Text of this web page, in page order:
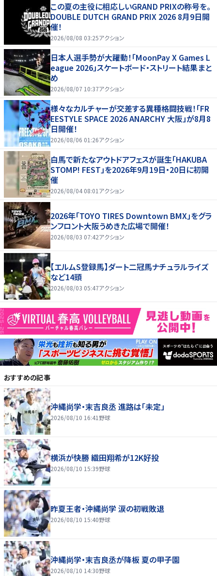
この夏の主役に相応しいGRAND PRIXの称号を。
DOUBLE DUTCH GRAND PRIX 2026 8月9日開
催！
2026/08/08 03:25アクション
日本人選手勢が大躍動！「MoonPay X Games L
eague 2026」スケートボード・ストリート結果まと
め
2026/08/07 10:37アクション
様々なカルチャーが交差する異種格闘技戦！「FR
EESTYLE SPACE 2026 ANARCHY 大阪」が8月8
日開催！
2026/08/06 01:26アクション
白馬で新たなアウトドアフェスが誕生「HAKUBA
STOMP! FEST」を2026年9月19日・20日に初開
催
2026/08/04 08:01 アクション
2026年「TOYO TIRES Downtown BMX」をグラ
ンフロント大阪うめきた広場で開催！
2026/08/03 07:42アクション
【エルムS登録馬】ダート二冠馬ナチュラルライズ
など14頭
2026/08/03 05:47アクション
おすすめの記事
沖縄尚学・末吉良丞 進路は「未定」
2026/08/10 16:41 野球
横浜が快勝 織田翔希が12K好投
2026/08/10 15:39野球
昨夏王者・沖縄尚学 涙の初戦敗退
2026/08/10 15:40野球
沖縄尚学・末吉良丞が降板 夏の甲子園
2026/08/10 14:30野球